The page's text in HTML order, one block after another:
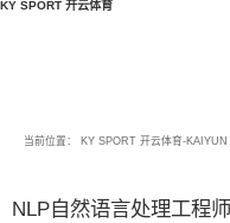
KY SPORT 开云体育
当前位置： KY SPORT 开云体育-
NLP自然语言处理工程师